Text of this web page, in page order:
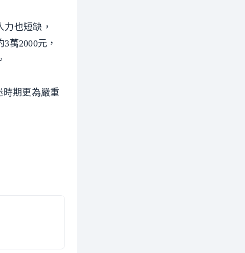
也短缺，
萬2000元，
時期更為嚴重